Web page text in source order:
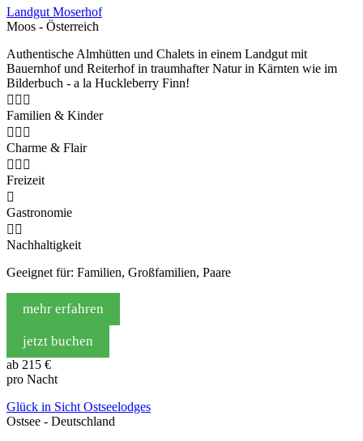
Landgut Moserhof
Moos - Österreich
Authentische Almhütten und Chalets in einem Landgut mit
Bauernhof und Reiterhof in traumhafter Natur in Kärnten wie im
Bilderbuch - a la Huckleberry Finn!
  
Familien & Kinder
  
Charme & Flair
  
Freizeit

Gastronomie
 
Nachhaltigkeit
Geeignet für: Familien, Großfamilien, Paare
mehr erfahren
jetzt buchen
ab 215 €
pro Nacht
Glück in Sicht Ostseelodges
Ostsee - Deutschland